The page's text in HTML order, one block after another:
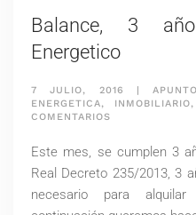
Balance, 3
Energetico
7 JULIO, 2016 |
ENERGETICA, INMOBILIARIO
COMENTARIOS
AÑOS
DE
CERTIFICADO
ENERGETICO
Este mes, se cumplen 3
Real Decreto 235/2013, 3
necesario para